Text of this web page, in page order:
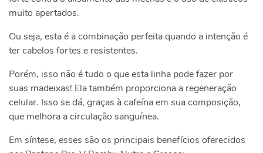
muito apertados.
Ou seja, esta é a combinação perfeita quando a intenção é
ter cabelos fortes e resistentes.
Porém, isso não é tudo o que esta linha pode fazer por
suas madeixas! Ela também proporciona a regeneração
celular. Isso se dá, graças à cafeína em sua composição,
que melhora a circulação sanguínea.
Em síntese, esses são os principais benefícios oferecidos